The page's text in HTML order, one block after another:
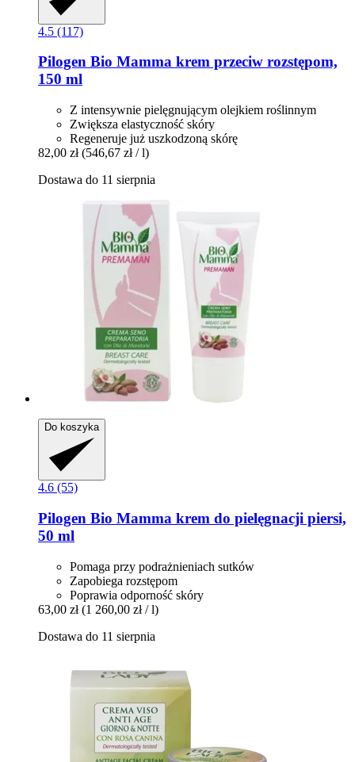
4.5 (117)
Pilogen Bio Mamma krem przeciw rozstępom,
150 ml
Z intensywnie pielęgnującym olejkiem roślinnym
Zwiększa elastyczność skóry
Regeneruje już uszkodzoną skórę
82,00 zł (546,67 zł / l)
Dostawa do 11 sierpnia
Do koszyka
4.6 (55)
Pilogen Bio Mamma krem do pielęgnacji piersi,
50 ml
Pomaga przy podrażnieniach sutków
Zapobiega rozstępom
Poprawia odporność skóry
63,00 zł (1 260,00 zł / l)
Dostawa do 11 sierpnia